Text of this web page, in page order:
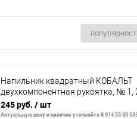
Напильник квадратный КОБАЛЬТ
двухкомпонентная рукоятка, № 1,
подвес (247-705)
245 руб. / шт
Актуальную цену и наличие уточняйте 8 914 55 80